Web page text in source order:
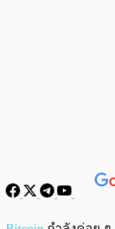
พร้อมเล่น